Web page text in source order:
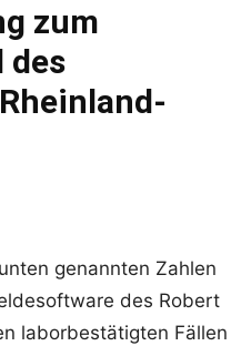
zum
des
genannten Zahlen
des Robert
laborbestätigten Fällen